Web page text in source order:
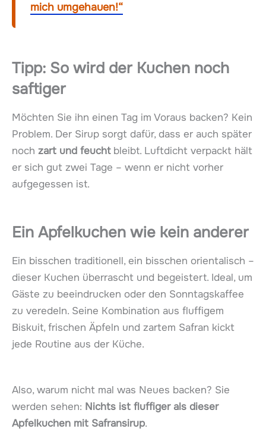
mich umgehauen!“
Tipp: So wird der Kuchen noch
saftiger
Möchten Sie ihn einen Tag im Voraus backen? Kein
Problem. Der Sirup sorgt dafür, dass er auch später
noch zart und feuchtbleibt. Luftdicht verpackt hält
er sich gut zwei Tage – wenn er nicht vorher
aufgegessen ist.
Ein Apfelkuchen wie kein anderer
Ein bisschen traditionell, ein bisschen orientalisch –
dieser Kuchen überrascht und begeistert. Ideal, um
Gäste zu beeindrucken oder den Sonntagskaffee
zu veredeln. Seine Kombination aus fluffigem
Biskuit, frischen Äpfeln und zartem Safran kickt
jede Routine aus der Küche.
Also, warum nicht mal was Neues backen? Sie
werden sehen: Nichts ist fluffiger als dieser
Apfelkuchen mit Safransirup.